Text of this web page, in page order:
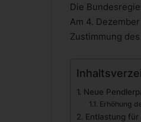
Die
Am 4.
Zustimmung
Neue
Erhöhung
Entlastung für